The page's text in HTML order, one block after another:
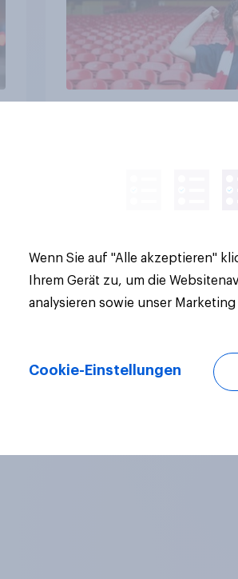
Wenn Sie auf "Alle akzeptieren"
Ihrem Gerät zu, um die
analysieren sowie unser
Cookie-Einstellungen